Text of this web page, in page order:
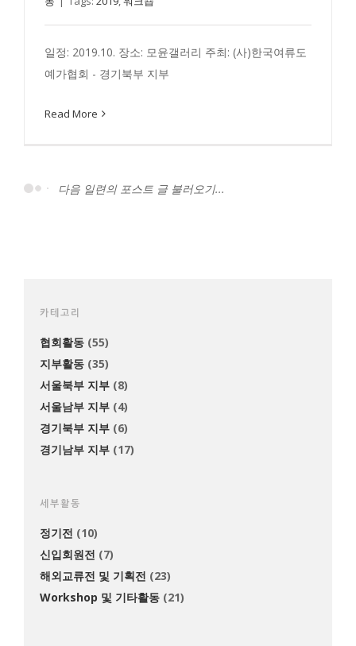
일정: 2019.10. 장소: 모윤갤러리 주최: (사)한국여류도
예가협회 - 경기북부 지부
Read More
다음 일련의 포스트 글 불러오기...
카테고리
협회활동 (55)
지부활동 (35)
서울북부 지부 (8)
서울남부 지부 (4)
경기북부 지부 (6)
경기남부 지부 (17)
세부활동
정기전 (10)
신입회원전 (7)
해외교류전 및 기획전 (23)
Workshop 및 기타활동 (21)